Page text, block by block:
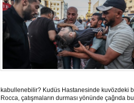
kabullenebilir? Kudüs Hastanesinde kuvözdeki
Rocca, çatışmaların durması yönünde çağrıda